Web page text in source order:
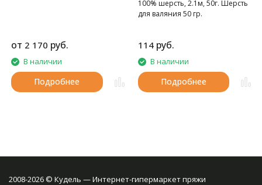
от 2 170 руб.
В наличии
Подробнее
100% шерсть, 2.1м, 50г. Шерсть
для валяния 50 гр.
114 руб.
В наличии
Подробнее
2008-2026 © Кудель — Интернет-гипермаркет пряжи